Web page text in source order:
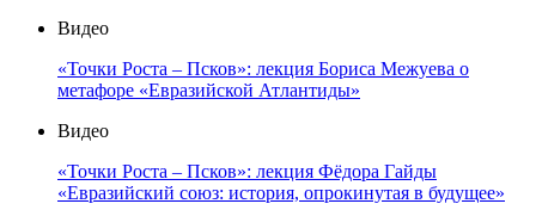
Видео
«Точки Роста – Псков»: лекция Бориса Межуева о
метафоре «Евразийской Атлантиды»
Видео
«Точки Роста – Псков»: лекция Фёдора Гайды
«Евразийский союз: история, опрокинутая в будущее»